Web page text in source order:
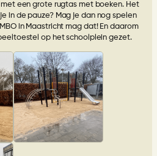
een grote rugtas met boeken. Het
in de pauze? Mag je dan nog spelen
in Maastricht mag dat! En daarom
op het schoolplein gezet.